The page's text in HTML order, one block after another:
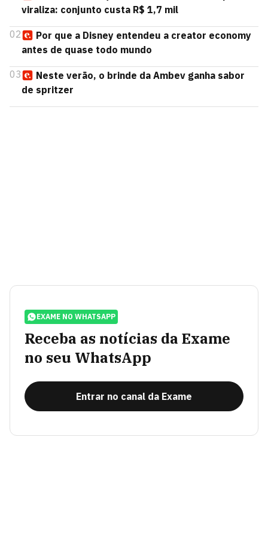
viraliza: conjunto custa R$ 1,7 mil
02
Por que a Disney entendeu a creator economy
antes de quase todo mundo
03
Neste verão, o brinde da Ambev ganha sabor
de spritzer
EXAME NO WHATSAPP
Receba as notícias da Exame
no seu WhatsApp
Entrar no canal da Exame